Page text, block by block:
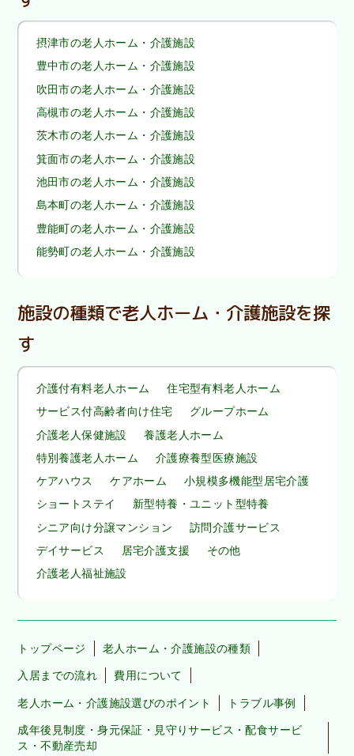
摂津市の老人ホーム・介護施設
豊中市の老人ホーム・介護施設
吹田市の老人ホーム・介護施設
高槻市の老人ホーム・介護施設
茨木市の老人ホーム・介護施設
箕面市の老人ホーム・介護施設
池田市の老人ホーム・介護施設
島本町の老人ホーム・介護施設
豊能町の老人ホーム・介護施設
能勢町の老人ホーム・介護施設
施設の種類で老人ホーム・介護施設を探
す
介護付有料老人ホーム
住宅型有料老人ホーム
サービス付高齢者向け住宅
グループホーム
介護老人保健施設
養護老人ホーム
特別養護老人ホーム
介護療養型医療施設
ケアハウス
ケアホーム
小規模多機能型居宅介護
ショートステイ
新型特養・ユニット型特養
シニア向け分譲マンション
訪問介護サービス
デイサービス
居宅介護支援
その他
介護老人福祉施設
トップページ 老人ホーム・介護施設の種類
入居までの流れ 費用について
老人ホーム・介護施設選びのポイント トラブル事例
成年後見制度・身元保証・見守りサービス・配食サービ
ス・不動産売却